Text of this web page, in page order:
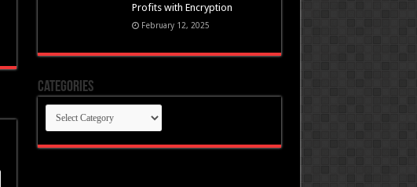
Profits with Encryption
February 12, 2025
Categories
Categories